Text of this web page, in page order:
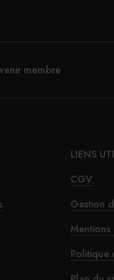
membre
LIENS
CGV
Gestion
Mentions
Politique